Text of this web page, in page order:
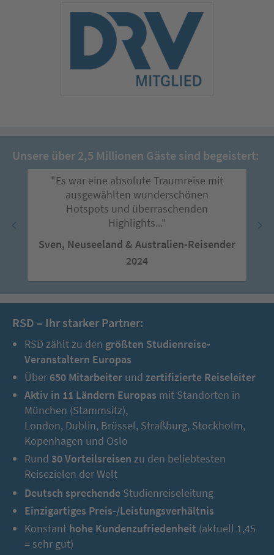
Unsere über 2,5 Millionen Gäste sind begeistert:
"Es war eine absolute Traumreise mit
ausgewählten wunderschönen
Hotspots und überraschenden
Highlights..."
Sven, Neuseeland & Australien-Reisender
2024
RSD – Ihr starker Partner:
RSD zählt zu den größten Studienreise-
Veranstaltern Europas
Über 650 Mitarbeiter und zertifizierte Reiseleiter
Aktiv in 11 Ländern Europas mit Standorten in
München (Stammsitz),
London, Dublin, Brüssel, Straßburg, Stockholm,
Kopenhagen und Oslo
Rund 30 Vorteilsreisen zu den beliebtesten
Reisezielen der Welt
Deutsch sprechende Studienreiseleitung
Einzigartiges Preis-/Leistungsverhältnis
Konstant hohe Kundenzufriedenheit (aktuell 1,45
= sehr gut)